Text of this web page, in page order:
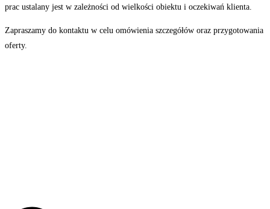
prac ustalany jest w zależności od wielkości obiektu i oczekiwań klienta.
Zapraszamy do kontaktu w celu omówienia szczegółów oraz przygotowania
oferty.